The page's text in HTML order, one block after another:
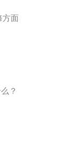
方面
？